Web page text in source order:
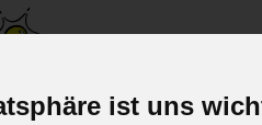
ist uns